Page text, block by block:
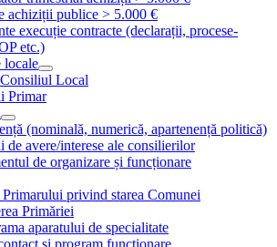
achiziții publice > 5.000 €
execuție contracte (declarații, procese-
etc.)
locale
Local
Primar
(nominală, numerică, apartenență politică)
de avere/interese ale consilierilor
de organizare și funcționare
privind starea Comunei
Primăriei
aparatului de specialitate
și program funcționare